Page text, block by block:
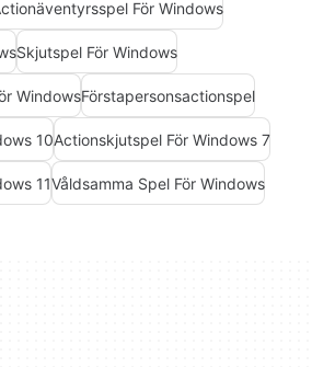
För Windows
Skjutspel För Windows
WindowsFörstapersonsactionspel
10Actionskjutspel För Windows 7
11Våldsamma Spel För Windows